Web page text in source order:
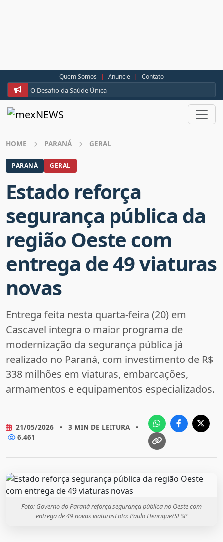
O Desafio da Saúde Única
Quem Somos | Anuncie | Contato
HOME PARANÁ GERAL
PARANÁ GERAL
Estado reforça
segurança pública da
região Oeste com
entrega de 49 viaturas
novas
Entrega feita nesta quarta-feira (20) em
Cascavel integra o maior programa de
modernização da segurança pública já
realizado no Paraná, com investimento de R$
338 milhões em viaturas, embarcações,
armamentos e equipamentos especializados.
21/05/2026 • 3 MIN DE LEITURA
•
6.461
Foto: Governo do Paraná reforça segurança pública no Oeste com
entrega de 49 novas viaturasFoto: Paulo Henrique/SESP